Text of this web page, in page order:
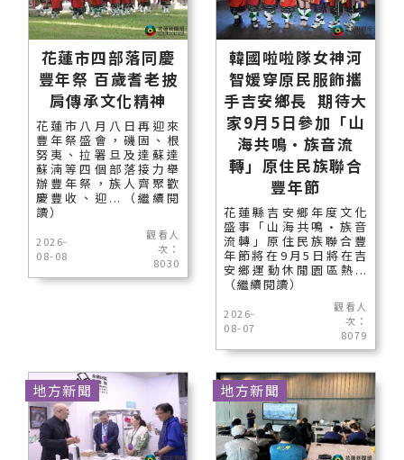
花蓮市四部落同慶
豐年祭 百歲耆老披
肩傳承文化精神
花蓮市八月八日再迎來
豐年祭盛會，磯固、根
努夷、拉署旦及達蘇達
蘇湳等四個部落接力舉
辦豐年祭，族人齊聚歡
慶豐收、迎...（繼續閱
讀）
2026-
08-08
觀看人
次：
8030
韓國啦啦隊女神河
智媛穿原民服飾攜
手吉安鄉長 期待大
家9月5日參加「山
海共鳴•族音流
轉」原住民族聯合
豐年節
花蓮縣吉安鄉年度文化
盛事「山海共鳴•族音
流轉」原住民族聯合豐
年節將在9月5日將在吉
安鄉運動休閒園區熱...
（繼續閱讀）
2026-
08-07
觀看人
次：
8079
地方新聞 地方新聞